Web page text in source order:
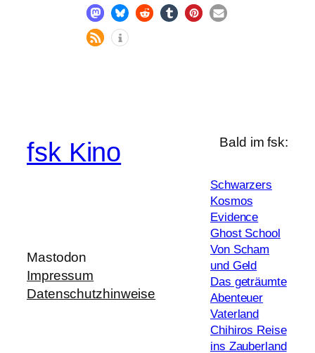
fsk Kino
Mastodon
Impressum
Datenschutzhinweise
Bald im fsk:
Schwarzers
Kosmos
Evidence
Ghost School
Von Scham
und Geld
Das geträumte
Abenteuer
Vaterland
Chihiros Reise
ins Zauberland